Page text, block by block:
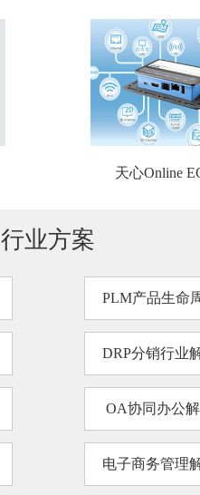
天心Online
行业方案
PLM产品生命
DRP分销行业
OA协同办公
电子商务管理